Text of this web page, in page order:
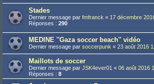
Stades
Dernier message par fmfranck « 17 décembre
Réponses : 290
MEDINE ''Gaza soccer beach'' vidéo
Dernier message par soccerpunk « 23 août 2016
Maillots de soccer
Dernier message par JSK4ever01 « 06 août 2016
Réponses : 8